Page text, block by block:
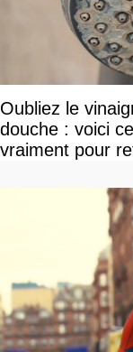
Oubliez le
douche : voici
vraiment pour